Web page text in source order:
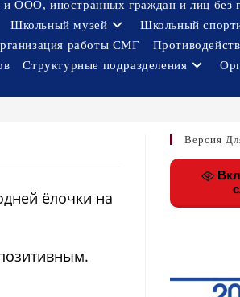
ООО, иностранных граждан и лиц без
Школьный музей
Школьный
работы СМГ
Структурные подразделения
ёлочки на
Версия